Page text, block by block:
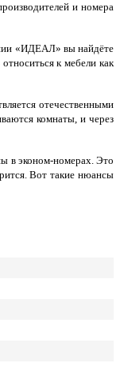
и номера
«ИДЕАЛ» вы найдёте
к мебели как
отечественными
комнаты, и через
в эконом-номерах. Это
Вот такие нюансы